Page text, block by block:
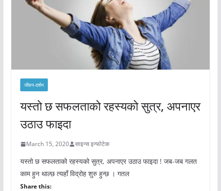
जीवन-दर्शन
यस्तो छ सफलताको रहस्यको सुत्र, अपनाएर
उठाउ फाइदा
March 15, 2020 साइन्स इन्फोटेक
यस्तो छ सफलताको रहस्यको सुत्र, अपनाएर उठाउ फाइदा ! जब-जब गलत
काम हुन थाल्छ त्यहाँ विद्रोह शुरु हुन्छ । गतल
Share this: